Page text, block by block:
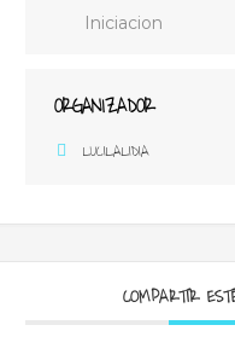
Iniciacion
ORGANIZADOR
LUCILALIDIA
COMPARTIR